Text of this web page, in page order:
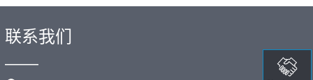
联系我们
——